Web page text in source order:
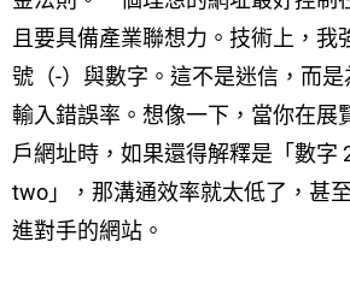
且要具備產業聯想力。技術上，我
號（-）與數字。這不是迷信，而
輸入錯誤率。想像一下，當你在展
戶網址時，如果還得解釋是「數字
two」，那溝通效率就太低了，甚
進對手的網站。